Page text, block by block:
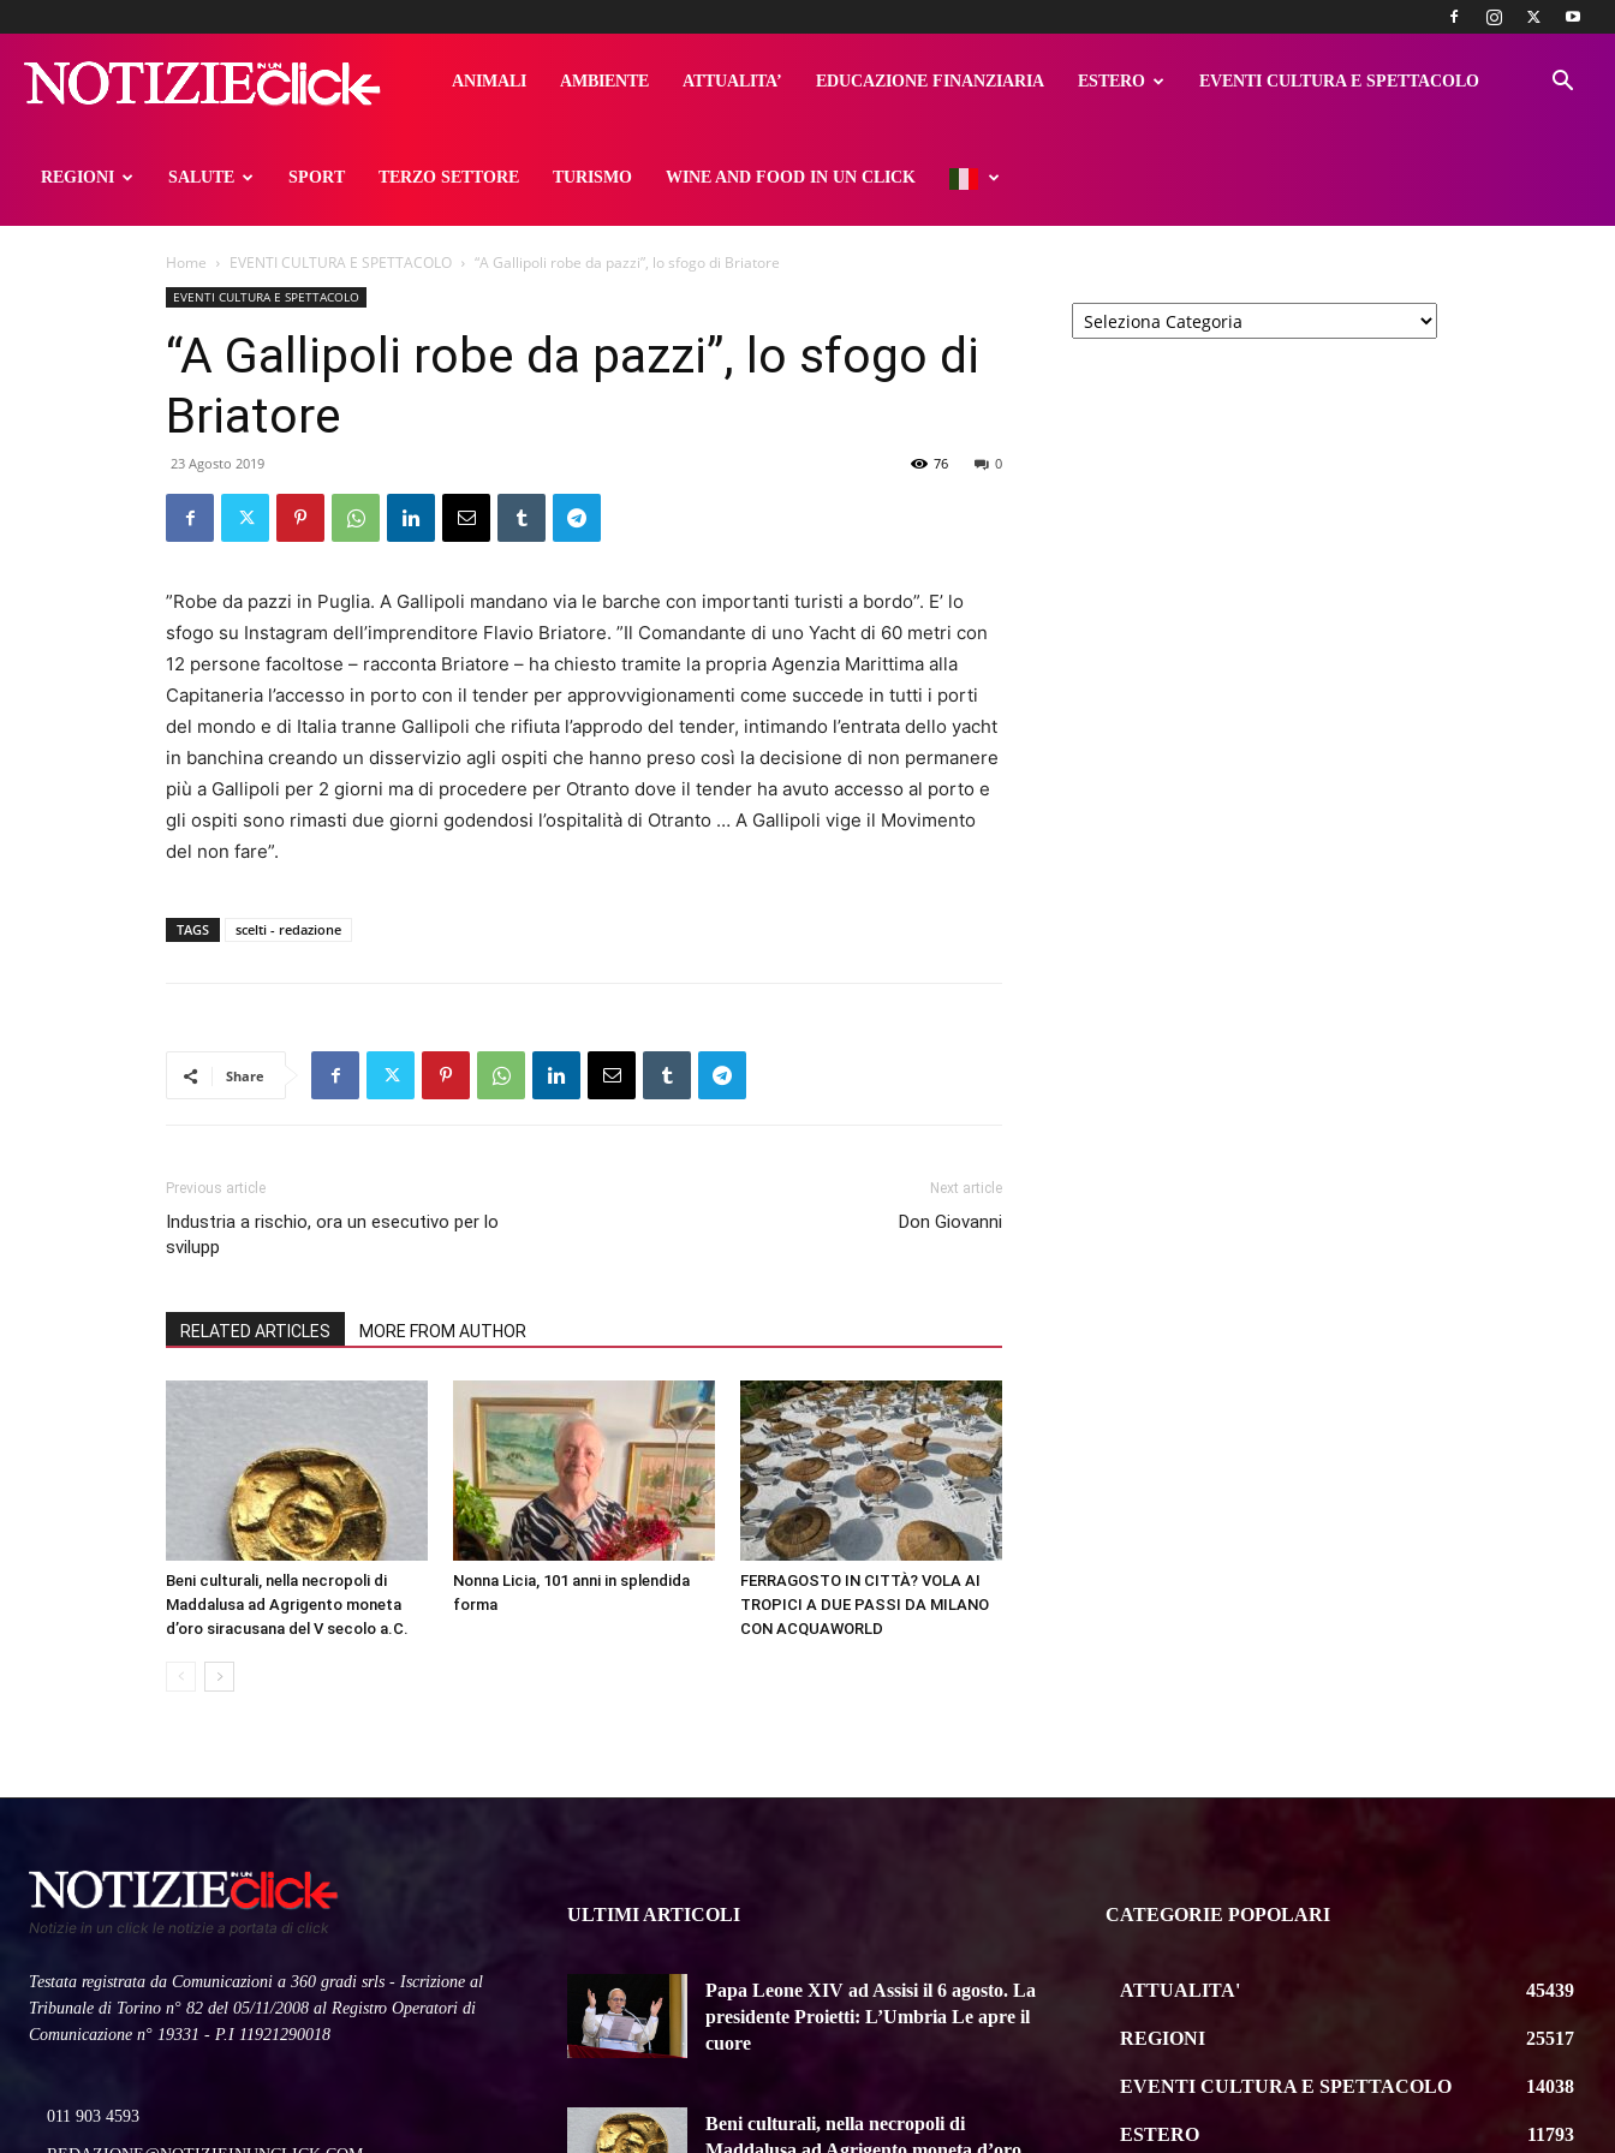
notizieinunclick
ANIMALI AMBIENTE ATTUALITA’ EDUCAZIONE FINANZIARIA ESTERO EVENTI CULTURA E SPETTACOLO
REGIONI SALUTE SPORT TERZO SETTORE TURISMO WINE AND FOOD IN UN CLICK
Home EVENTI CULTURA E SPETTACOLO “A Gallipoli robe da pazzi”, lo sfogo di Briatore
EVENTI CULTURA E SPETTACOLO
“A Gallipoli robe da pazzi”, lo sfogo di
Briatore
23 Agosto 2019 0
76
”Robe da pazzi in Puglia. A Gallipoli mandano via le barche con importanti turisti a bordo”. E’ lo
sfogo su Instagram dell’imprenditore Flavio Briatore. ”Il Comandante di uno Yacht di 60 metri con
12 persone facoltose – racconta Briatore – ha chiesto tramite la propria Agenzia Marittima alla
Capitaneria l’accesso in porto con il tender per approvvigionamenti come succede in tutti i porti
del mondo e di Italia tranne Gallipoli che rifiuta l’approdo del tender, intimando l’entrata dello yacht
in banchina creando un disservizio agli ospiti che hanno preso così la decisione di non permanere
più a Gallipoli per 2 giorni ma di procedere per Otranto dove il tender ha avuto accesso al porto e
gli ospiti sono rimasti due giorni godendosi l’ospitalità di Otranto … A Gallipoli vige il Movimento
del non fare”.
TAGS scelti - redazione
Share
Previous article
Industria a rischio, ora un esecutivo per lo
svilupp
Next article
Don Giovanni
RELATED ARTICLES MORE FROM AUTHOR
Beni culturali, nella necropoli di
Maddalusa ad Agrigento moneta
d’oro siracusana del V secolo a.C.
Nonna Licia, 101 anni in splendida
forma
FERRAGOSTO IN CITTÀ? VOLA AI
TROPICI A DUE PASSI DA MILANO
CON ACQUAWORLD
Categorie
Notizie in un click le notizie a portata di click
Testata registrata da Comunicazioni a 360 gradi srls - Iscrizione al
Tribunale di Torino n° 82 del 05/11/2008 al Registro Operatori di
Comunicazione n° 19331 - P.I 11921290018
011 903 4593
ULTIMI ARTICOLI
Papa Leone XIV ad Assisi il 6 agosto. La
presidente Proietti: L’Umbria Le apre il
cuore
Beni culturali, nella necropoli di
CATEGORIE POPOLARI
ATTUALITA' 45439
REGIONI 25517
EVENTI CULTURA E SPETTACOLO 14038
ESTERO 11793